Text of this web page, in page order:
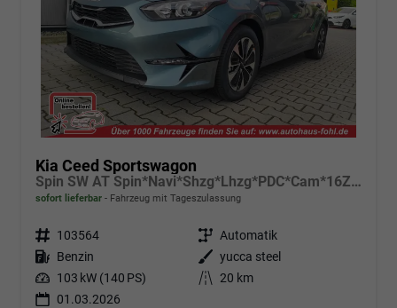
Kia Ceed Sportswagon
Spin SW AT Spin*Navi*Shzg*Lhzg*PDC*Cam*16Zoll
sofort lieferbar Fahrzeug mit Tageszulassung
Fahrzeugnr. 103564 Getriebe Automatik
Kraftstoff Benzin Außenfarbe yucca steel
Leistung 103 kW (140 PS) Kilometerstand 20 km
01.03.2026